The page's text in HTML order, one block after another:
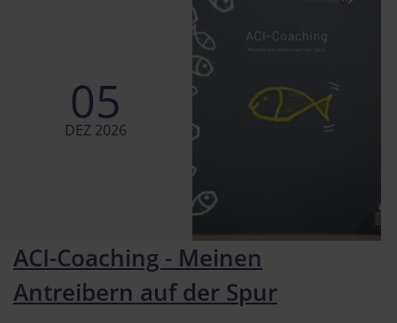
05
DEZ 2026
ACI-Coaching - Meinen
Antreibern auf der Spur